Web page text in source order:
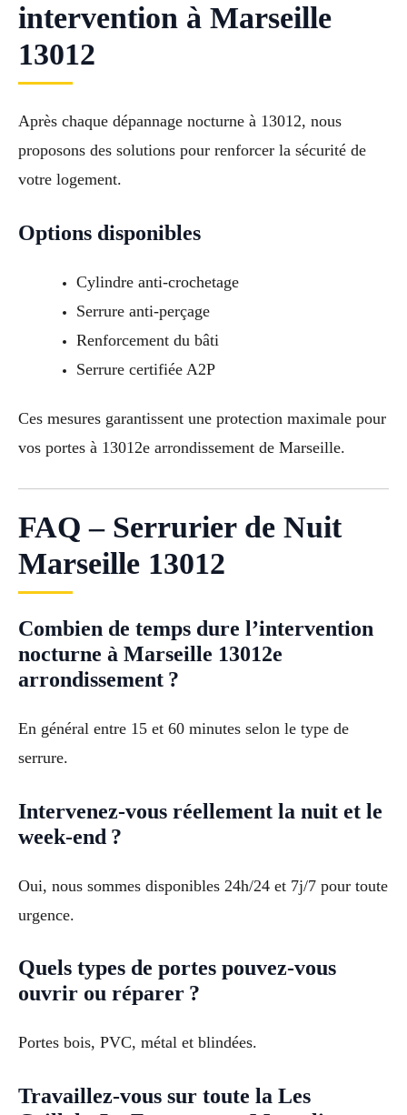
intervention à Marseille
13012
Après chaque dépannage nocturne à 13012, nous
proposons des solutions pour renforcer la sécurité de
votre logement.
Options disponibles
Cylindre anti-crochetage
Serrure anti-perçage
Renforcement du bâti
Serrure certifiée A2P
Ces mesures garantissent une protection maximale pour
vos portes à 13012e arrondissement de Marseille.
FAQ – Serrurier de Nuit
Marseille 13012
Combien de temps dure l’intervention
nocturne à Marseille 13012e
arrondissement ?
En général entre 15 et 60 minutes selon le type de
serrure.
Intervenez-vous réellement la nuit et le
week-end ?
Oui, nous sommes disponibles 24h/24 et 7j/7 pour toute
urgence.
Quels types de portes pouvez-vous
ouvrir ou réparer ?
Portes bois, PVC, métal et blindées.
Travaillez-vous sur toute la Les